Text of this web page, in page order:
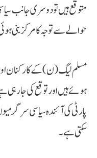
متوقع ہیں تو دوسری جانب
حوالے سے توجہ کا مرکز بنی
مسلم لیگ (ن) کے کارکنان
ہوئے ہیں اور توقع کی جا رہی
پارٹی کی آئندہ سیاسی
سکتی ہے۔